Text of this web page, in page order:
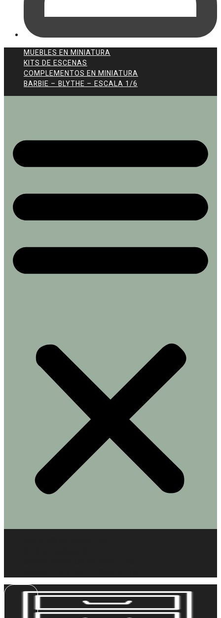
MUEBLES EN MINIATURA
KITS DE ESCENAS
COMPLEMENTOS EN MINIATURA
BARBIE – BLYTHE – ESCALA 1/6